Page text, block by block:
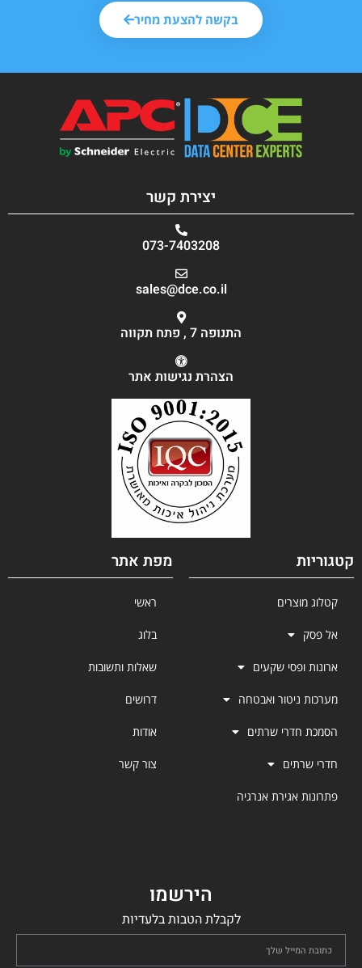
בקשה להצעת מחיר
יצירת קשר
073-7403208
sales@dce.co.il
התנופה 7 , פתח תקווה
הצהרת נגישות אתר
קטגוריות
קטלוג מוצרים
אל פסק
ארונות ופסי שקעים
מערכות ניטור ואבטחה
הסמכת חדרי שרתים
חדרי שרתים
פתרונות אגירת אנרגיה
מפת אתר
ראשי
בלוג
שאלות ותשובות
דרושים
אודות
צור קשר
הירשמו
לקבלת הטבות בלעדיות